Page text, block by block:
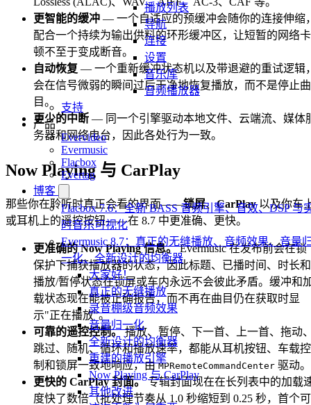
播放列表
导航
连接
设置
音乐库
音频播放器
支持
产品
Evervideo
Evermusic
Flacbox
Evertag
博客
Flacbox 7.6：全新 BASS 音频引擎、音效、DSP 与
时音乐可视化
Evermusic 8.7：真正的无缝播放、音频效果、音量
一化、全新设计的均衡器
大家好！
真正的无缝播放
录音棚级音频效果
音量归一化
全新设计的均衡器
重建的播放引擎
Now Playing 与 CarPlay
其他改进
更智能的缓冲 — 一个自适应的预缓冲会随你的连接伸缩
配合一个持续为输出供料的环形缓冲区，让短暂的网络卡
顿不至于变成断音。
自动恢复 — 一个重新缓冲状态机以及带退避的重试逻辑
会在信号微弱的瞬间过后干净地恢复播放，而不是停止曲
目。
更少的中断 — 同一个引擎驱动本地文件、云端流、媒体
务器和网络电台，因此各处行为一致。
Now Playing 与 CarPlay
那些你在聆听时真正会看的界面——锁屏、CarPlay以及你车
或耳机上的遥控按钮——在 8.7 中更准确、更快。
更准确的 Now Playing 信息。Evermusic 在发布前会在锁
保护下捕获播放器的状态，因此标题、已播时间、时长和
播放/暂停状态在锁屏或车内永远不会彼此矛盾。缓冲和
载状态现在能被正确报告，而不再在曲目仍在获取时显
示"正在播放"。
可靠的遥控控制。播放、暂停、下一首、上一首、拖动
跳过、随机、循环和播放速率，都能从耳机按钮、车载控
制和锁屏一致地响应，由MPRemoteCommandCenter 驱动。
更快的 CarPlay 封面。专辑封面现在在长列表中的加载
度快了数倍（批处理节奏从 1.0 秒缩短到 0.25 秒，首个可